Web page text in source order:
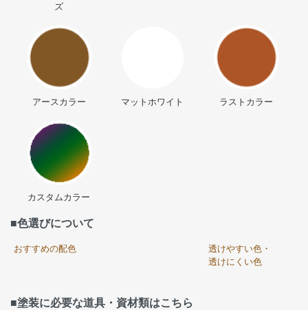
ズ
アースカラー マットホワイト ラストカラー
カスタムカラー
■色選びについて
おすすめの配色
透けやすい色・
透けにくい色
■塗装に必要な道具・資材類はこちら